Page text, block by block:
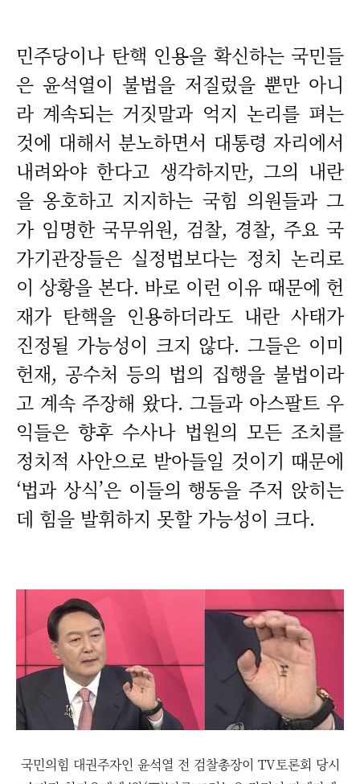
민주당이나 탄핵 인용을 확신하는 국민들
은 윤석열이 불법을 저질렀을 뿐만 아니
라 계속되는 거짓말과 억지 논리를 펴는
것에 대해서 분노하면서 대통령 자리에서
내려와야 한다고 생각하지만, 그의 내란
을 옹호하고 지지하는 국힘 의원들과 그
가 임명한 국무위원, 검찰, 경찰, 주요 국
가기관장들은 실정법보다는 정치 논리로
이 상황을 본다. 바로 이런 이유 때문에 헌
재가 탄핵을 인용하더라도 내란 사태가
진정될 가능성이 크지 않다. 그들은 이미
헌재, 공수처 등의 법의 집행을 불법이라
고 계속 주장해 왔다. 그들과 아스팔트 우
익들은 향후 수사나 법원의 모든 조치를
정치적 사안으로 받아들일 것이기 때문에
‘법과 상식’은 이들의 행동을 주저 앉히는
데 힘을 발휘하지 못할 가능성이 크다.
국민의힘 대권주자인 윤석열 전 검찰총장이 TV토론회 당시